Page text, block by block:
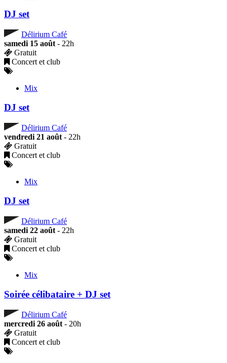
DJ set
Délirium Café
samedi 15 août - 22h
Gratuit
Concert et club
Mix
DJ set
Délirium Café
vendredi 21 août - 22h
Gratuit
Concert et club
Mix
DJ set
Délirium Café
samedi 22 août - 22h
Gratuit
Concert et club
Mix
Soirée célibataire + DJ set
Délirium Café
mercredi 26 août - 20h
Gratuit
Concert et club